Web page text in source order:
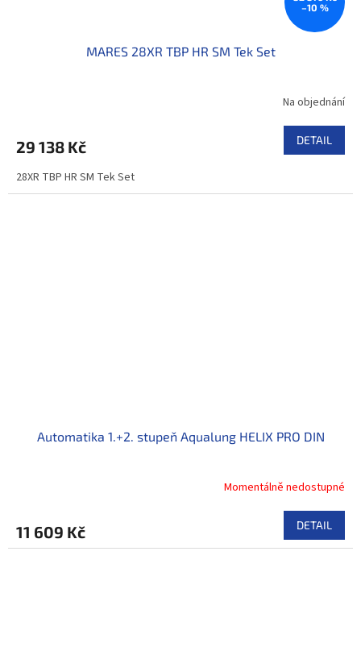
–10 %
MARES 28XR TBP HR SM Tek Set
Na objednání
29 138 Kč DETAIL
28XR TBP HR SM Tek Set
Automatika 1.+2. stupeň Aqualung HELIX PRO DIN
Momentálně nedostupné
11 609 Kč DETAIL